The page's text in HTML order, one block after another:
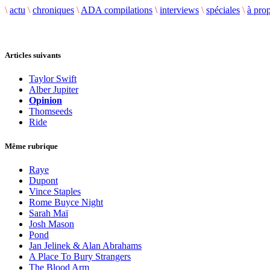
\ actu \ chroniques \ ADA compilations \ interviews \ spéciales \ à
Articles suivants
Taylor Swift
Alber Jupiter
Opinion
Thomseeds
Ride
Même rubrique
Raye
Dupont
Vince Staples
Rome Buyce Night
Sarah Maï
Josh Mason
Pond
Jan Jelinek & Alan Abrahams
A Place To Bury Strangers
The Blood Arm